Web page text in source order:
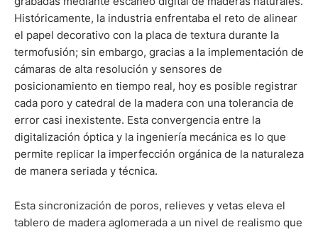
Históricamente, la industria enfrentaba el reto de alinear
el papel decorativo con la placa de textura durante la
termofusión; sin embargo, gracias a la implementación de
cámaras de alta resolución y sensores de
posicionamiento en tiempo real, hoy es posible registrar
cada poro y catedral de la madera con una tolerancia de
error casi inexistente. Esta convergencia entre la
digitalización óptica y la ingeniería mecánica es lo que
permite replicar la imperfección orgánica de la naturaleza
de manera seriada y técnica.
Esta sincronización de poros, relieves y vetas eleva el
tablero de madera aglomerada a un nivel de realismo que